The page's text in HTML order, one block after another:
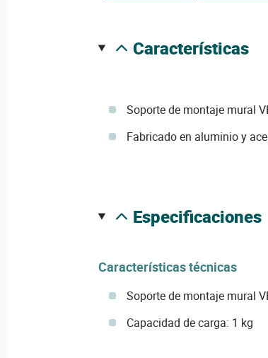
características
Soporte de montaje mural
Fabricado en aluminio y
especificaciones
Características técnicas
Soporte de montaje mural
Capacidad de carga: 1 kg